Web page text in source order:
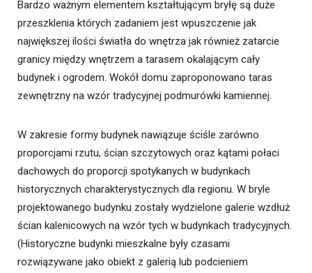
Bardzo ważnym elementem kształtującym bryłę są duże
przeszklenia których zadaniem jest wpuszczenie jak
największej ilości światła do wnętrza jak również zatarcie
granicy między wnętrzem a tarasem okalającym cały
budynek i ogrodem. Wokół domu zaproponowano taras
zewnętrzny na wzór tradycyjnej podmurówki kamiennej.
W zakresie formy budynek nawiązuje ściśle zarówno
proporcjami rzutu, ścian szczytowych oraz kątami połaci
dachowych do proporcji spotykanych w budynkach
historycznych charakterystycznych dla regionu. W bryle
projektowanego budynku zostały wydzielone galerie wzdłuż
ścian kalenicowych na wzór tych w budynkach tradycyjnych.
(Historyczne budynki mieszkalne były czasami
rozwiązywane jako obiekt z galerią lub podcieniem